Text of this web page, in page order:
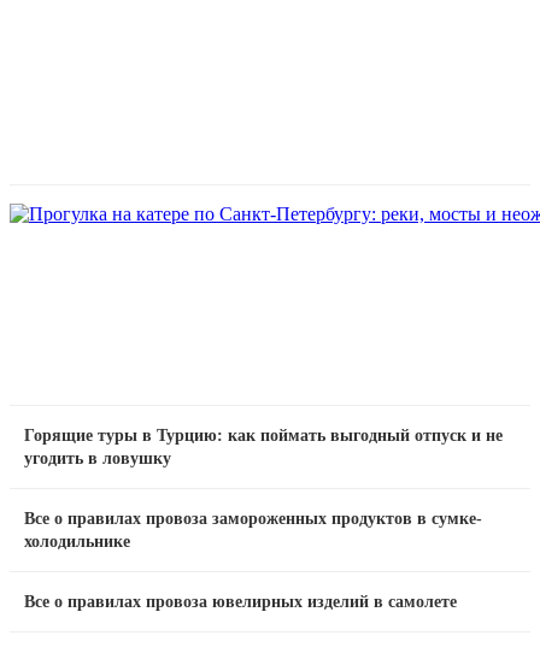
Горящие туры в Турцию: как поймать выгодный отпуск и не
угодить в ловушку
Все о правилах провоза замороженных продуктов в сумке-
холодильнике
Все о правилах провоза ювелирных изделий в самолете